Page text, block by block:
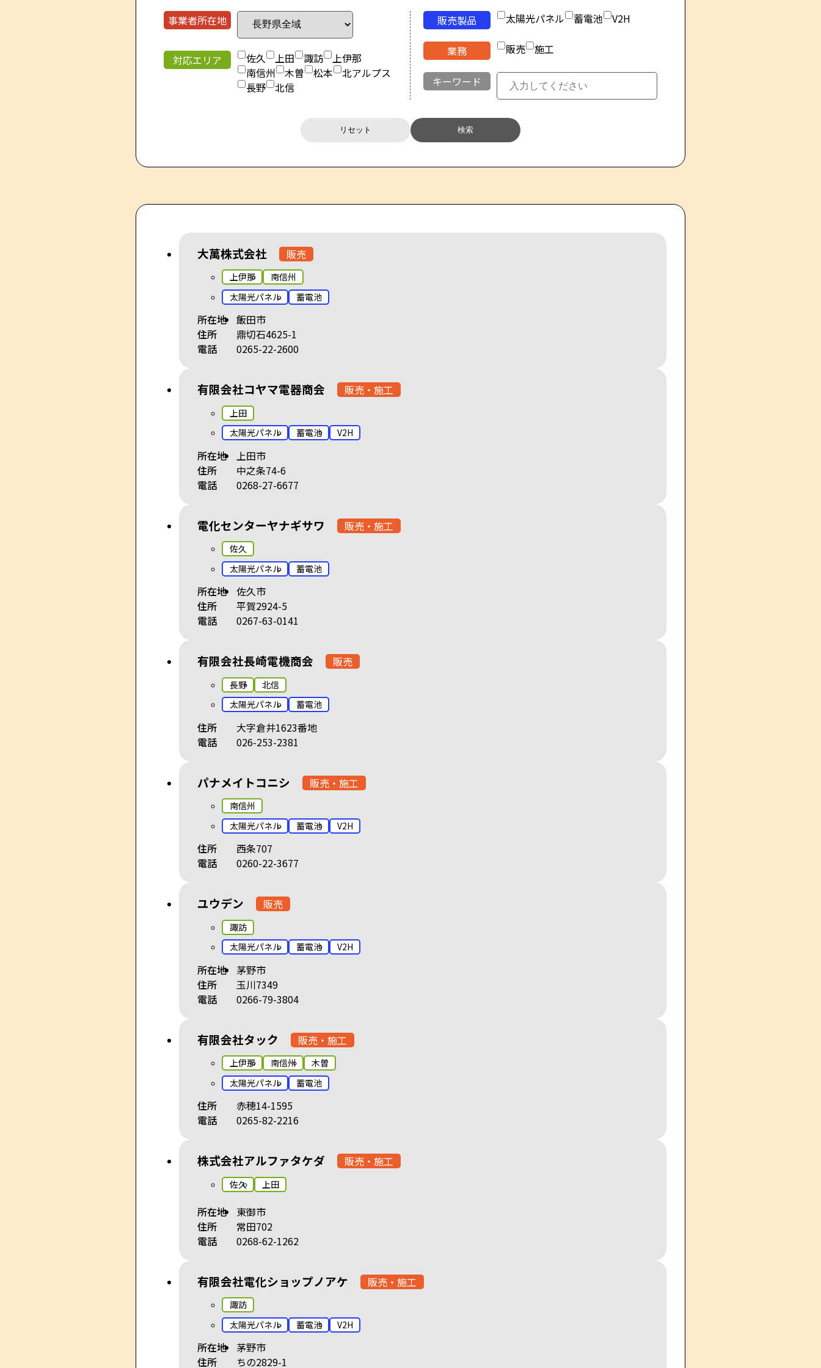
事業者所在地
対応エリア 佐久 上田 諏訪
上伊那
南信州
木曽 松本
北アルプス
長野
北信
販売製品 太陽光パネル 蓄電池 V2H
業務 販売 施工
キーワード
リセット 検索
大萬株式会社 販売
上伊那
南信州
太陽光パネル
蓄電池
所在地
飯田市
住所
鼎切石4625-1
電話
0265-22-2600
有限会社コヤマ電器商会 販売・施工
上田
太陽光パネル
蓄電池 V2H
所在地
上田市
住所
中之条74-6
電話
0268-27-6677
電化センターヤナギサワ 販売・施工
佐久
太陽光パネル
蓄電池
所在地
佐久市
住所
平賀2924-5
電話
0267-63-0141
有限会社長崎電機商会 販売
長野
北信
太陽光パネル
蓄電池
住所
大字倉井1623番地
電話
026-253-2381
パナメイトコニシ 販売・施工
南信州
太陽光パネル
蓄電池 V2H
住所
西条707
電話
0260-22-3677
ユウデン 販売
諏訪
太陽光パネル
蓄電池 V2H
所在地
茅野市
住所
玉川7349
電話
0266-79-3804
有限会社タック 販売・施工
上伊那 南信州
木曽
太陽光パネル
蓄電池
住所
赤穂14-1595
電話
0265-82-2216
株式会社アルファタケダ 販売・施工
佐久 上田
所在地
東御市
住所
常田702
電話
0268-62-1262
有限会社電化ショップノアケ 販売・施工
諏訪
太陽光パネル
蓄電池 V2H
所在地
茅野市
住所
ちの2829-1